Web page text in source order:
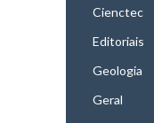
Cienctec
Editoriais
Geologia
Geral